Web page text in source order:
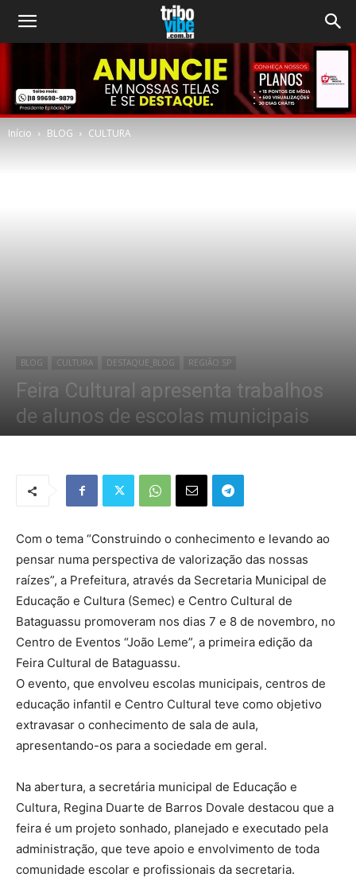
Início BLOG CULTURA
BLOG CULTURA DESTAQUE_BLOG REGIÃO SP
Feira Cultural apresenta trabalhos
de alunos de escolas municipais
Com o tema “Construindo o conhecimento e levando ao
pensar numa perspectiva de valorização das nossas
raízes”, a Prefeitura, através da Secretaria Municipal de
Educação e Cultura (Semec) e Centro Cultural de
Bataguassu promoveram nos dias 7 e 8 de novembro, no
Centro de Eventos “João Leme”, a primeira edição da
Feira Cultural de Bataguassu.
O evento, que envolveu escolas municipais, centros de
educação infantil e Centro Cultural teve como objetivo
extravasar o conhecimento de sala de aula,
apresentando-os para a sociedade em geral.
Na abertura, a secretária municipal de Educação e
Cultura, Regina Duarte de Barros Dovale destacou que a
feira é um projeto sonhado, planejado e executado pela
administração, que teve apoio e envolvimento de toda
comunidade escolar e profissionais da secretaria.